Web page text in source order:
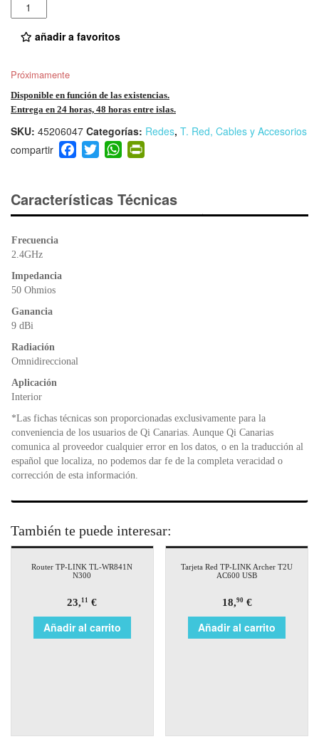
Cantidad
añadir a favoritos
Próximamente
Disponible en función de las existencias.
Entrega en 24 horas, 48 horas entre islas.
SKU: 45206047 Categorías: Redes, T. Red, Cables y Accesorios
F
a
e
b
T
wi
er
W
h
s
A
ri
e
Características Técnicas
Frecuencia
2.4GHz
Impedancia
50 Ohmios
Ganancia
9 dBi
Radiación
Omnidireccional
Aplicación
Interior
*Las fichas técnicas son proporcionadas exclusivamente para la
conveniencia de los usuarios de Qi Canarias. Aunque Qi Canarias
comunica al proveedor cualquier error en los datos, o en la traducción al
español que localiza, no podemos dar fe de la completa veracidad o
corrección de esta información.
También te puede interesar:
Router TP-LINK TL-WR841N
N300
23,11 €
Añadir al carrito
Tarjeta Red TP-LINK Archer T2U
AC600 USB
18,90€
Añadir al carrito